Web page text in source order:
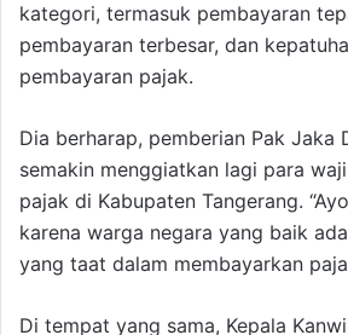
kategori, termasuk pembayaran
pembayaran terbesar, dan
pembayaran pajak.
Dia berharap, pemberian Pak Jaka
semakin menggiatkan lagi para
pajak di Kabupaten Tangerang.
karena warga negara yang baik
yang taat dalam membayarkan
Di tempat yang sama, Kepala